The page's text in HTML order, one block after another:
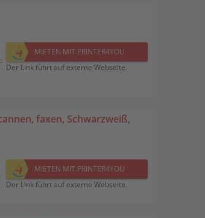
MIETEN MIT PRINTER4YOU
Der Link führt auf externe Webseite.
faxen, Schwarzweiß,
MIETEN MIT PRINTER4YOU
Der Link führt auf externe Webseite.